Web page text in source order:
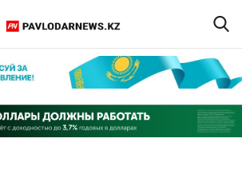
Регистрация